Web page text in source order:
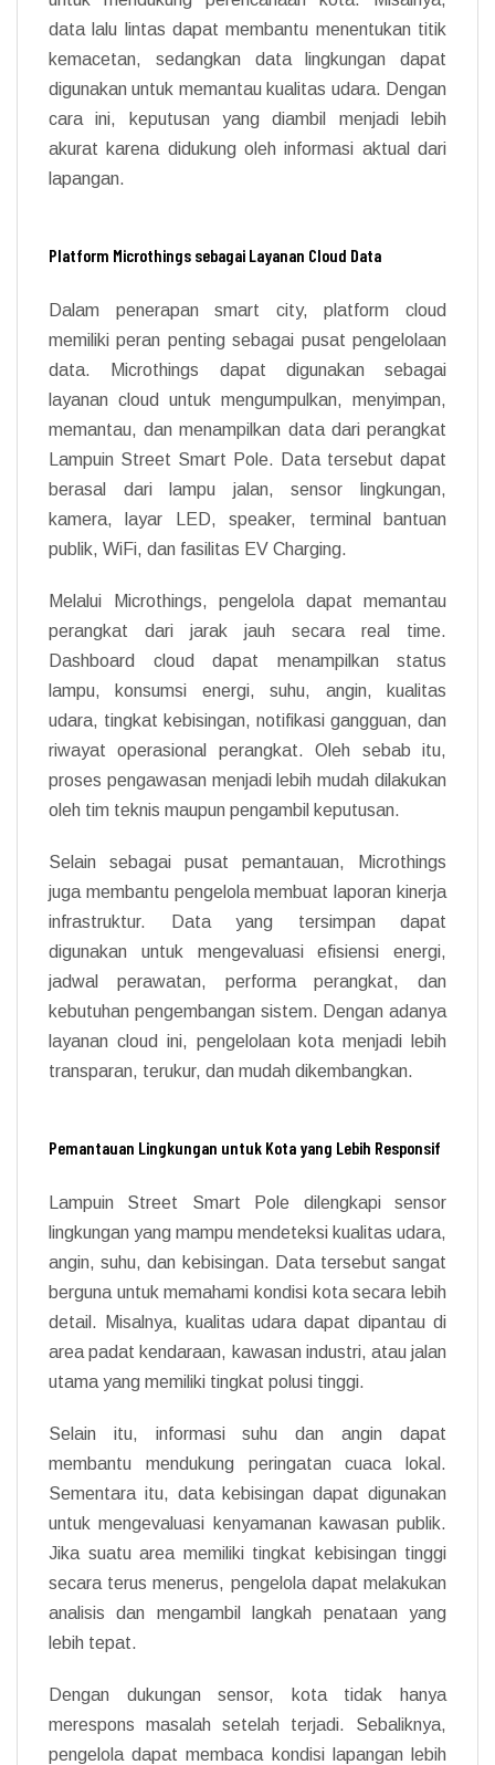
data lalu lintas dapat membantu menentukan titik
kemacetan, sedangkan data lingkungan dapat
digunakan untuk memantau kualitas udara. Dengan
cara ini, keputusan yang diambil menjadi lebih
akurat karena didukung oleh informasi aktual dari
lapangan.
Platform Microthings sebagai Layanan Cloud Data
Dalam penerapan smart city, platform cloud
memiliki peran penting sebagai pusat pengelolaan
data. Microthings dapat digunakan sebagai
layanan cloud untuk mengumpulkan, menyimpan,
memantau, dan menampilkan data dari perangkat
Lampuin Street Smart Pole. Data tersebut dapat
berasal dari lampu jalan, sensor lingkungan,
kamera, layar LED, speaker, terminal bantuan
publik, WiFi, dan fasilitas EV Charging.
Melalui Microthings, pengelola dapat memantau
perangkat dari jarak jauh secara real time.
Dashboard cloud dapat menampilkan status
lampu, konsumsi energi, suhu, angin, kualitas
udara, tingkat kebisingan, notifikasi gangguan, dan
riwayat operasional perangkat. Oleh sebab itu,
proses pengawasan menjadi lebih mudah dilakukan
oleh tim teknis maupun pengambil keputusan.
Selain sebagai pusat pemantauan, Microthings
juga membantu pengelola membuat laporan kinerja
infrastruktur. Data yang tersimpan dapat
digunakan untuk mengevaluasi efisiensi energi,
jadwal perawatan, performa perangkat, dan
kebutuhan pengembangan sistem. Dengan adanya
layanan cloud ini, pengelolaan kota menjadi lebih
transparan, terukur, dan mudah dikembangkan.
Pemantauan Lingkungan untuk Kota yang Lebih Responsif
Lampuin Street Smart Pole dilengkapi sensor
lingkungan yang mampu mendeteksi kualitas udara,
angin, suhu, dan kebisingan. Data tersebut sangat
berguna untuk memahami kondisi kota secara lebih
detail. Misalnya, kualitas udara dapat dipantau di
area padat kendaraan, kawasan industri, atau jalan
utama yang memiliki tingkat polusi tinggi.
Selain itu, informasi suhu dan angin dapat
membantu mendukung peringatan cuaca lokal.
Sementara itu, data kebisingan dapat digunakan
untuk mengevaluasi kenyamanan kawasan publik.
Jika suatu area memiliki tingkat kebisingan tinggi
secara terus menerus, pengelola dapat melakukan
analisis dan mengambil langkah penataan yang
lebih tepat.
Dengan dukungan sensor, kota tidak hanya
merespons masalah setelah terjadi. Sebaliknya,
pengelola dapat membaca kondisi lapangan lebih